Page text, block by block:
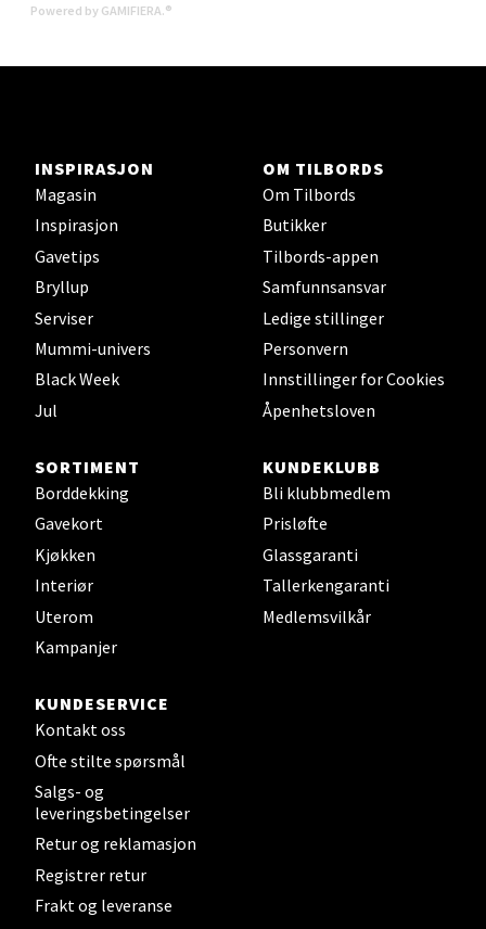
Powered by GAMIFIERA.®
INSPIRASJON
Magasin
Inspirasjon
Gavetips
Bryllup
Serviser
Mummi-univers
Black Week
Jul
OM TILBORDS
Om Tilbords
Butikker
Tilbords-appen
Samfunnsansvar
Ledige stillinger
Personvern
Innstillinger for Cookies
Åpenhetsloven
SORTIMENT
Borddekking
Gavekort
Kjøkken
Interiør
Uterom
Kampanjer
KUNDEKLUBB
Bli klubbmedlem
Prisløfte
Glassgaranti
Tallerkengaranti
Medlemsvilkår
KUNDESERVICE
Kontakt oss
Ofte stilte spørsmål
Salgs- og
leveringsbetingelser
Retur og reklamasjon
Registrer retur
Frakt og leveranse
Velg
Levanger - Magneten
Moafjæra 14, 7606 Levanger
0 i butikk
Skarvøyveien 55, 4517 Mandal
Åpent i dag 10-20
0 i butikk
Velg
Mo i Rana - Thon Senter Mo i
Rana
Fridtjof Nansensgate 22, 8622 Mo i Rana
Åpent i dag 09-19
0 i butikk